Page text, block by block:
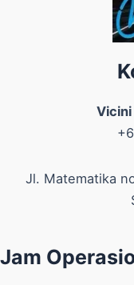
Vicini
Jl. Matematika
Jam